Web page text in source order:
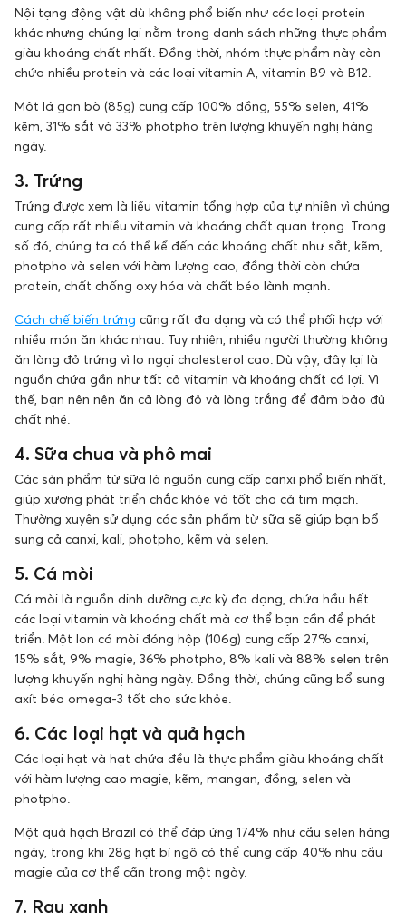
Nội tạng động vật dù không phổ biến như các loại protein
khác nhưng chúng lại nằm trong danh sách những thực phẩm
giàu khoáng chất nhất. Đồng thời, nhóm thực phẩm này còn
chứa nhiều protein và các loại vitamin A, vitamin B9 và B12.
Một lá gan bò (85g) cung cấp 100% đồng, 55% selen, 41%
kẽm, 31% sắt và 33% photpho trên lượng khuyến nghị hàng
ngày.
3. Trứng
Trứng được xem là liều vitamin tổng hợp của tự nhiên vì chúng
cung cấp rất nhiều vitamin và khoáng chất quan trọng. Trong
số đó, chúng ta có thể kể đến các khoáng chất như sắt, kẽm,
photpho và selen với hàm lượng cao, đồng thời còn chứa
protein, chất chống oxy hóa và chất béo lành mạnh.
Cách chế biến trứng cũng rất đa dạng và có thể phối hợp với
nhiều món ăn khác nhau. Tuy nhiên, nhiều người thường không
ăn lòng đỏ trứng vì lo ngại cholesterol cao. Dù vậy, đây lại là
nguồn chứa gần như tất cả vitamin và khoáng chất có lợi. Vì
thế, bạn nên nên ăn cả lòng đỏ và lòng trắng để đảm bảo đủ
chất nhé.
4. Sữa chua và phô mai
Các sản phẩm từ sữa là nguồn cung cấp canxi phổ biến nhất,
giúp xương phát triển chắc khỏe và tốt cho cả tim mạch.
Thường xuyên sử dụng các sản phẩm từ sữa sẽ giúp bạn bổ
sung cả canxi, kali, photpho, kẽm và selen.
5. Cá mòi
Cá mòi là nguồn dinh dưỡng cực kỳ đa dạng, chứa hầu hết
các loại vitamin và khoáng chất mà cơ thể bạn cần để phát
triển. Một lon cá mòi đóng hộp (106g) cung cấp 27% canxi,
15% sắt, 9% magie, 36% photpho, 8% kali và 88% selen trên
lượng khuyến nghị hàng ngày. Đồng thời, chúng cũng bổ sung
axít béo omega-3 tốt cho sức khỏe.
6. Các loại hạt và quả hạch
Các loại hạt và hạt chứa đều là thực phẩm giàu khoáng chất
với hàm lượng cao magie, kẽm, mangan, đồng, selen và
photpho.
Một quả hạch Brazil có thể đáp ứng 174% như cầu selen hàng
ngày, trong khi 28g hạt bí ngô có thể cung cấp 40% nhu cầu
magie của cơ thể cần trong một ngày.
7. Rau xanh